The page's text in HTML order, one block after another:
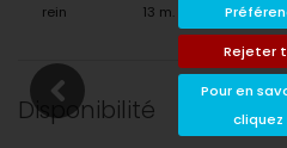
Rejeter
Pour en
cliquez
rein
13 m.
5
Disponibilité